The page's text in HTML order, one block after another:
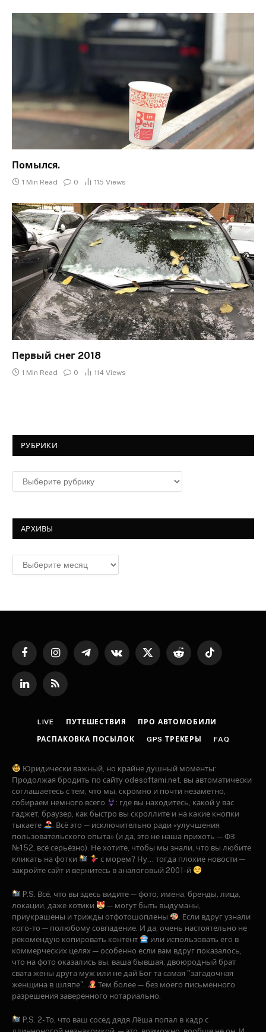
Помылся.
1 Min Read 0 115 Views
Первый снег 2018
1 Min Read 0 114 Views
РУБРИКИ
Рубрики
АРХИВЫ
Архивы
FacebookInstagramTelegramVKontakte
X
Reddit TikTok
LinkedInRSS
LIVE ПУТЕШЕСТВИЯ ПРО АВТОМОБИЛИ
РАСПАКОВКА ПОСЫЛОК GPS ТРЕКЕРЫ FAQ
Юридически важный, но крайне душный моменты:
Продолжая бродить по сайту odesoftami.net, вы автоматически
соглашаетесь с тем, что мы, скромно и почти незаметно,
собираем немного всего
: где вы находитесь, какой у вас
гаджет, браузер, как быстро вы скроллите и на какие кнопки
тыкаете
. Всё это — исключительно ради «улучшения
пользовательского опыта» (и да, это не наша прихоть — ФЗ
№152, всё серьёзно). Не хотите, чтобы мы знали, что вы любите
кликать на фотки
с морем? Ну... тогда плохие новости —
закройте сайт и вернитесь в аналоговый 2001-й
P.S. Всё, что вы здесь видите — фото, имена, бренды, лица,
локации, даже котики
— могут быть выдуманы,
приукрашены и трижды отфотошоплены
. Если вдруг узнали
кого-то — полюбому совпадение. И да, очень настоятельно не
рекомендую копировать контент
или использовать его в
коммерческих целях — особенно если вам вдруг показалось,
что на фото оказались вы, ваша бывшая, двоюродный брат
свата жены друга муж или не дай Бог та самая "загадочная
женщина в шляпе".
Тем более — без моего письменного
разрешения заверенного нотариально.
P.S. 2- То, что ваш сосед дядя Лёша попал в кадр с